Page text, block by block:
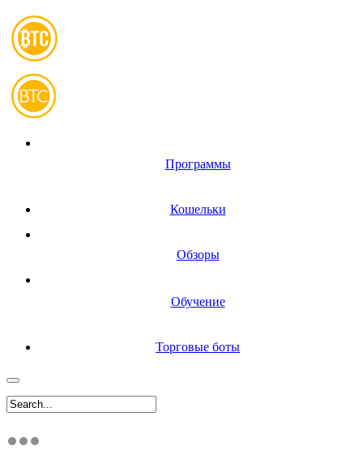
Программы
Кошельки
Обзоры
Обучение
Торговые боты